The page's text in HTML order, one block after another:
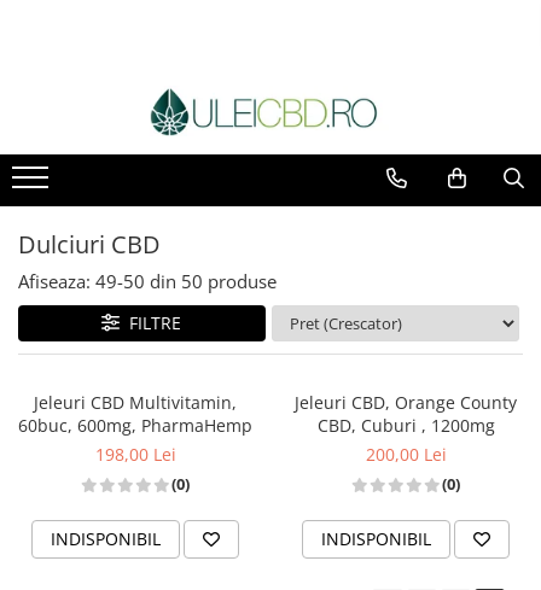
Capsule CBD
Ulei Ozonat cu CBD
Pasta CBD
CBD Pur
Cosmetice CBD
Dulciuri CBD
E-Lichid CBD
Plasturi cu CBD
Supozitoare CBD
Dulciuri CBD
Afiseaza: 49-50 din 50 produse
FILTRE
Jeleuri CBD Multivitamin,
60buc, 600mg, PharmaHemp
198,00 Lei
(0)
INDISPONIBIL
Jeleuri CBD, Orange County
CBD, Cuburi , 1200mg
200,00 Lei
(0)
INDISPONIBIL